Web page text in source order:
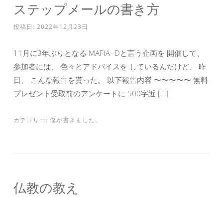
ステップメールの書き方
投稿日: 2022年12月23日
11月に3年ぶりとなる MAFIA−Dと言う企画を 開催して、
参加者には、 色々とアドバイスを しているんだけど、 昨
日、 こんな報告を貰った。 以下報告内容 〜〜〜〜〜 無料
プレゼント受取前のアンケートに 500字近 […]
カテゴリー: 僕が書きました。
仏教の教え